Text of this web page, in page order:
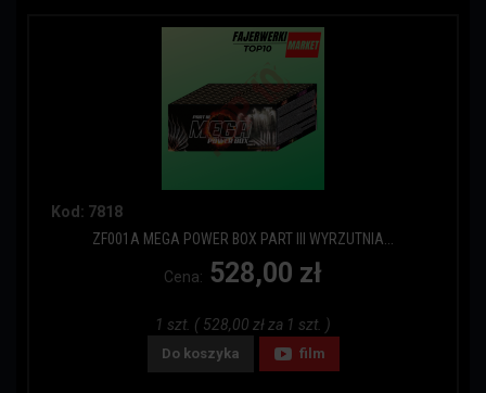
Kod: 7818
ZF001A MEGA POWER BOX PART III WYRZUTNIA...
Cena: 528,00 zł
1 szt. ( 528,00 zł za 1 szt. )
Do koszyka film